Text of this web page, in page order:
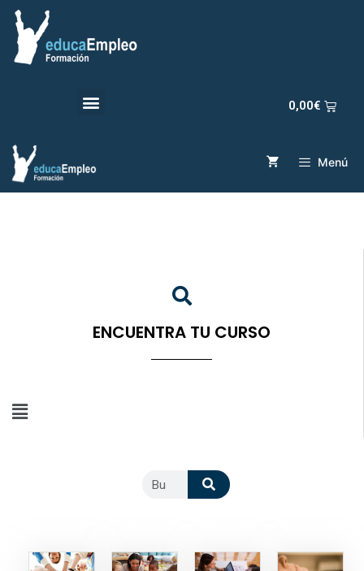
0,00€
Menú
ENCUENTRA TU CURSO